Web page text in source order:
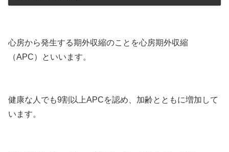
心房から発生する期外収縮のことを心房期外収縮
（APC）といいます。
健康な人でも9割以上APCを認め、加齢とともに増加して
います。